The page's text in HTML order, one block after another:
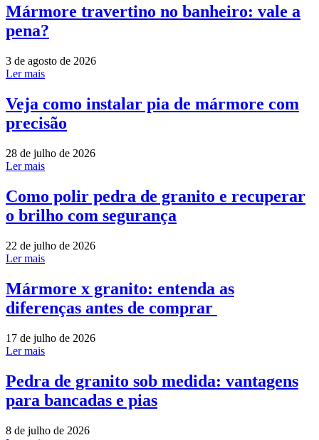
Mármore travertino no banheiro: vale a
pena?
3 de agosto de 2026
Ler mais
Veja como instalar pia de mármore com
precisão
28 de julho de 2026
Ler mais
Como polir pedra de granito e recuperar
o brilho com segurança
22 de julho de 2026
Ler mais
Mármore x granito: entenda as
diferenças antes de comprar
17 de julho de 2026
Ler mais
Pedra de granito sob medida: vantagens
para bancadas e pias
8 de julho de 2026